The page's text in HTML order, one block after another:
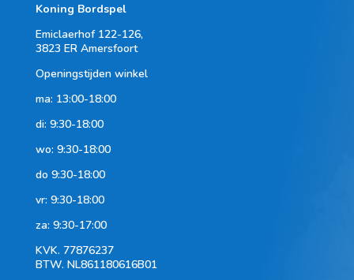
Koning Bordspel
Emiclaerhof 122-126,
3823 ER Amersfoort
Openingstijden winkel
ma: 13:00-18:00
di: 9:30-18:00
wo: 9:30-18:00
do 9:30-18:00
vr: 9:30-18:00
za: 9:30-17:00
KVK. 77876237
BTW. NL861180616B01